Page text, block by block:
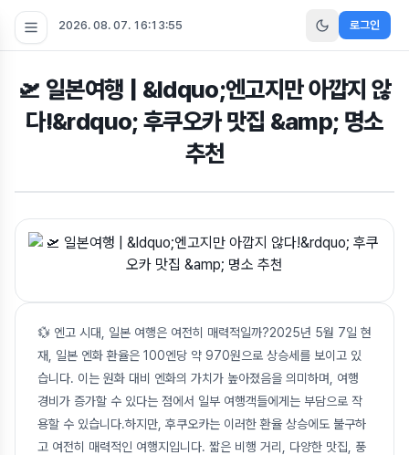
2026. 08. 07. 16:13:56 로그인
🛫 일본여행 | &ldquo;엔고지만 아깝지 않
다!&rdquo; 후쿠오카 맛집 &amp; 명소
추천
💱 엔고 시대, 일본 여행은 여전히 매력적일까?2025년 5월 7일 현
재, 일본 엔화 환율은 100엔당 약 970원으로 상승세를 보이고 있
습니다. 이는 원화 대비 엔화의 가치가 높아졌음을 의미하며, 여행
경비가 증가할 수 있다는 점에서 일부 여행객들에게는 부담으로 작
용할 수 있습니다.하지만, 후쿠오카는 이러한 환율 상승에도 불구하
고 여전히 매력적인 여행지입니다. 짧은 비행 거리, 다양한 맛집, 풍